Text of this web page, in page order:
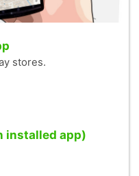
stores.
installed app)